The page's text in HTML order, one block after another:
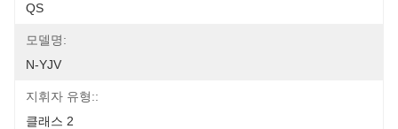
QS
모델명:
N-YJV
지휘자 유형::
클래스 2